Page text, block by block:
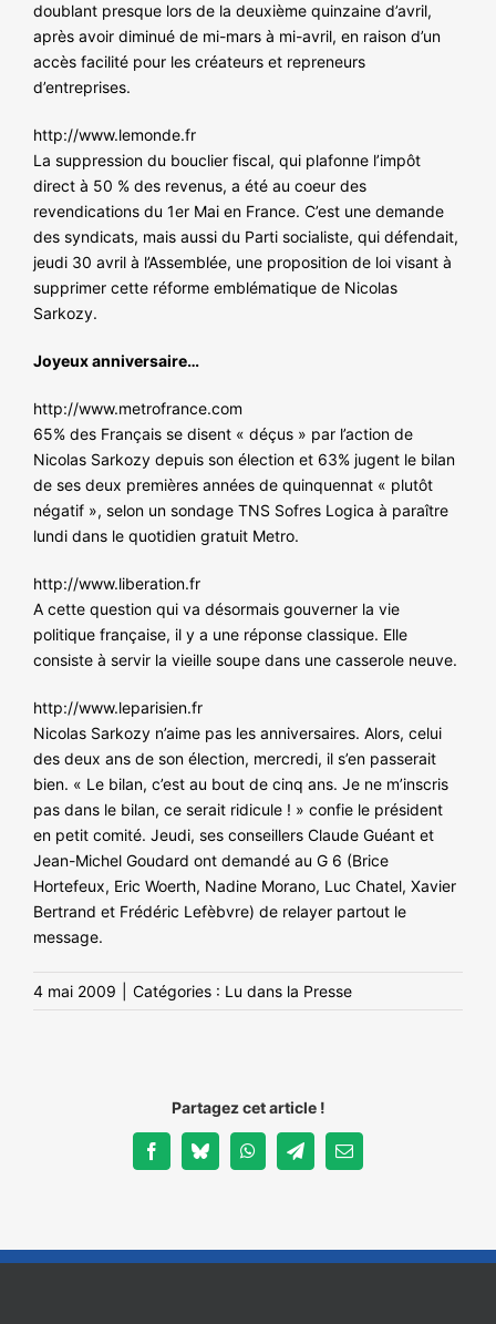
doublant presque lors de la deuxième quinzaine d’avril,
après avoir diminué de mi-mars à mi-avril, en raison d’un
accès facilité pour les créateurs et repreneurs
d’entreprises.
http://www.lemonde.fr
La suppression du bouclier fiscal, qui plafonne l’impôt
direct à 50 % des revenus, a été au coeur des
revendications du 1er Mai en France. C’est une demande
des syndicats, mais aussi du Parti socialiste, qui défendait,
jeudi 30 avril à l’Assemblée, une proposition de loi visant à
supprimer cette réforme emblématique de Nicolas
Sarkozy.
Joyeux anniversaire…
http://www.metrofrance.com
65% des Français se disent « déçus » par l’action de
Nicolas Sarkozy depuis son élection et 63% jugent le bilan
de ses deux premières années de quinquennat « plutôt
négatif », selon un sondage TNS Sofres Logica à paraître
lundi dans le quotidien gratuit Metro.
http://www.liberation.fr
A cette question qui va désormais gouverner la vie
politique française, il y a une réponse classique. Elle
consiste à servir la vieille soupe dans une casserole neuve.
http://www.leparisien.fr
Nicolas Sarkozy n’aime pas les anniversaires. Alors, celui
des deux ans de son élection, mercredi, il s’en passerait
bien. « Le bilan, c’est au bout de cinq ans. Je ne m’inscris
pas dans le bilan, ce serait ridicule ! » confie le président
en petit comité. Jeudi, ses conseillers Claude Guéant et
Jean-Michel Goudard ont demandé au G 6 (Brice
Hortefeux, Eric Woerth, Nadine Morano, Luc Chatel, Xavier
Bertrand et Frédéric Lefèbvre) de relayer partout le
message.
4 mai 2009 Catégories : Lu dans la Presse
Partagez cet article !
FacebookBlueskyWhatsAppTelegramEmail